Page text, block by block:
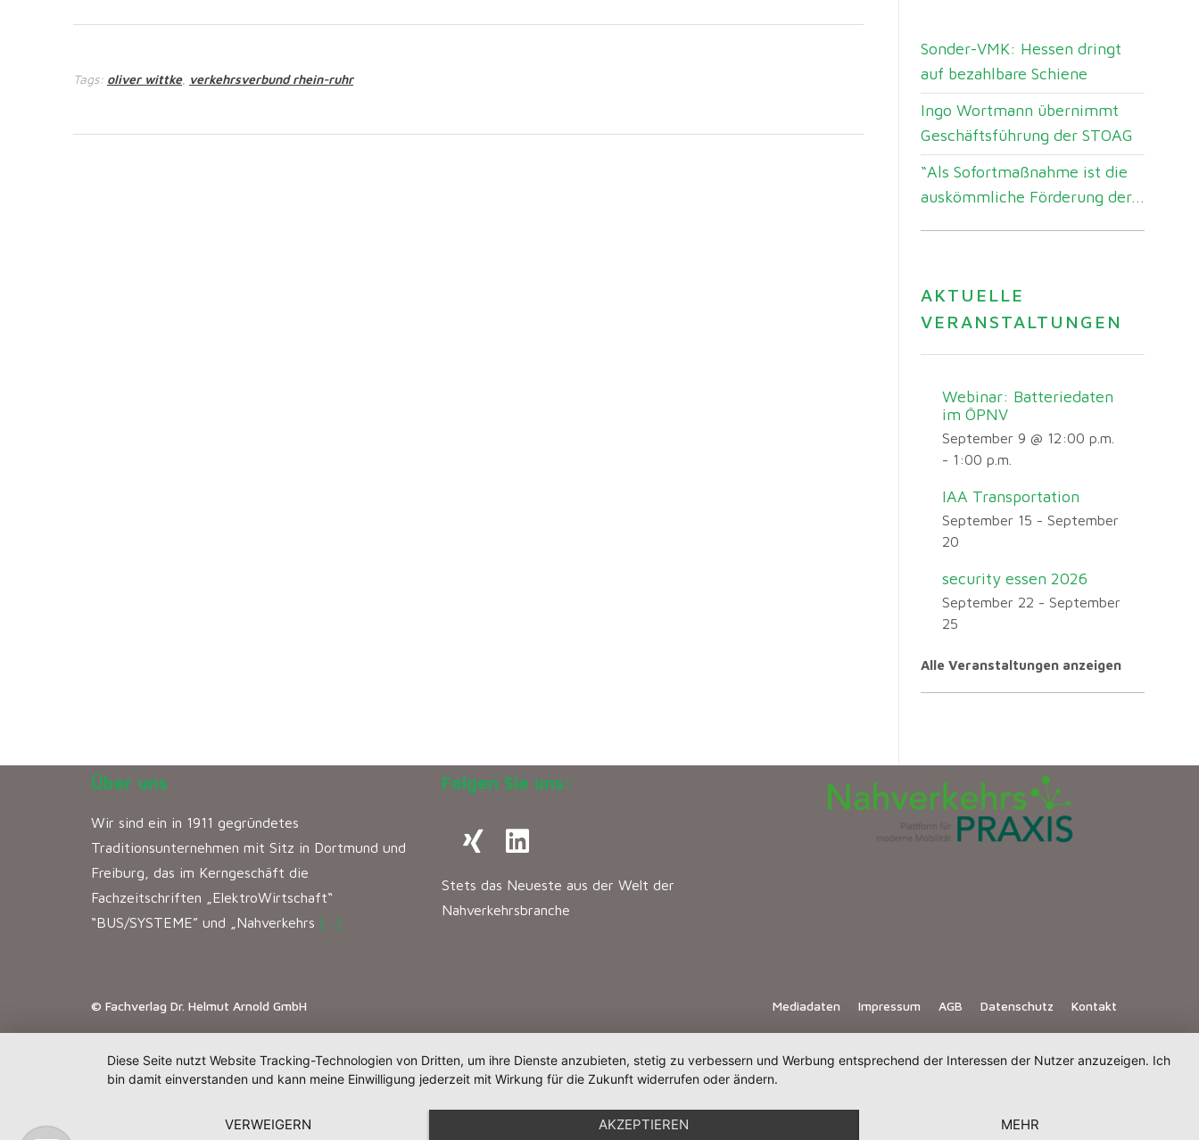
Tags: oliver wittke, verkehrsverbund rhein-ruhr
Sonder-VMK: Hessen dringt
auf bezahlbare Schiene
Ingo Wortmann übernimmt
Geschäftsführung der STOAG
“Als Sofortmaßnahme ist die
auskömmliche Förderung der...
AKTUELLE
VERANSTALTUNGEN
Webinar: Batteriedaten
im ÖPNV
September 9 @ 12:00 p.m.
- 1:00 p.m.
IAA Transportation
September 15 - September
20
security essen 2026
September 22 - September
25
Alle Veranstaltungen anzeigen
Über uns
Wir sind ein in 1911 gegründetes
Traditionsunternehmen mit Sitz in Dortmund und
Freiburg, das im Kerngeschäft die
Fachzeitschriften „ElektroWirtschaft“
“BUS/SYSTEME” und „Nahverkehrs […]
Folgen Sie uns:
Stets das Neueste aus der Welt der
Nahverkehrsbranche
© Fachverlag Dr. Helmut Arnold GmbH Mediadaten Impressum AGB Datenschutz Kontakt
Diese Seite nutzt Website Tracking-Technologien von Dritten, um ihre Dienste anzubieten, stetig zu verbessern und Werbung entsprechend der Interessen der Nutzer anzuzeigen. Ich
bin damit einverstanden und kann meine Einwilligung jederzeit mit Wirkung für die Zukunft widerrufen oder ändern.
VERWEIGERN AKZEPTIEREN MEHR